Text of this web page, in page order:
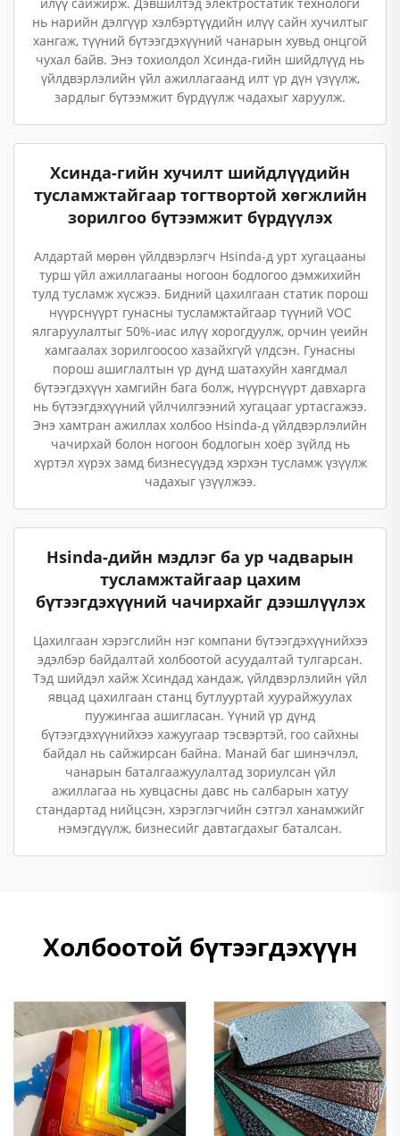
нь нарийн дэлгүүр хэлбэртүүдийн илүү сайн хучилтыг
хангаж, түүний бүтээгдэхүүний чанарын хувьд онцгой
чухал байв. Энэ тохиолдол Хсинда-гийн шийдлүүд нь
үйлдвэрлэлийн үйл ажиллагаанд илт үр дүн үзүүлж,
зардлыг бүтээмжит бүрдүүлж чадахыг харуулж.
Хсинда-гийн хучилт шийдлүүдийн
тусламжтайгаар тогтвортой хөгжлийн
зорилгоо бүтээмжит бүрдүүлэх
Алдартай мөрөн үйлдвэрлэгч Hsinda-д урт хугацааны
турш үйл ажиллагааны ногоон бодлогоо дэмжихийн
тулд тусламж хүсжээ. Бидний цахилгаан статик порош
нүүрснүүрт гунасны тусламжтайгаар түүний VOC
ялгаруулалтыг 50%-иас илүү хорогдуулж, орчин үеийн
хамгаалах зорилгоосоо хазайхгүй үлдсэн. Гунасны
порош ашиглалтын үр дүнд шатахуйн хаягдмал
бүтээгдэхүүн хамгийн бага болж, нүүрснүүрт давхарга
нь бүтээгдэхүүний үйлчилгээний хугацааг уртасгажээ.
Энэ хамтран ажиллах холбоо Hsinda-д үйлдвэрлэлийн
чачирхай болон ногоон бодлогын хоёр зүйлд нь
хүртэл хүрэх замд бизнесүүдэд хэрхэн тусламж үзүүлж
чадахыг үзүүлжээ.
Hsinda-дийн мэдлэг ба ур чадварын
тусламжтайгаар цахим
бүтээгдэхүүний чачирхайг дээшлүүлэх
Цахилгаан хэрэгслийн нэг компани бүтээгдэхүүнийхээ
эдэлбэр байдалтай холбоотой асуудалтай тулгарсан.
Тэд шийдэл хайж Хсиндад хандаж, үйлдвэрлэлийн үйл
явцад цахилгаан станц бутлууртай хуурайжуулах
пуужингаа ашигласан. Үүний үр дүнд
бүтээгдэхүүнийхээ хажуугаар тэсвэртэй, гоо сайхны
байдал нь сайжирсан байна. Манай баг шинэчлэл,
чанарын баталгаажуулалтад зориулсан үйл
ажиллагаа нь хувцасны давс нь салбарын хатуу
стандартад нийцсэн, хэрэглэгчийн сэтгэл ханамжийг
нэмэгдүүлж, бизнесийг давтагдахыг баталсан.
Холбоотой бүтээгдэхүүн